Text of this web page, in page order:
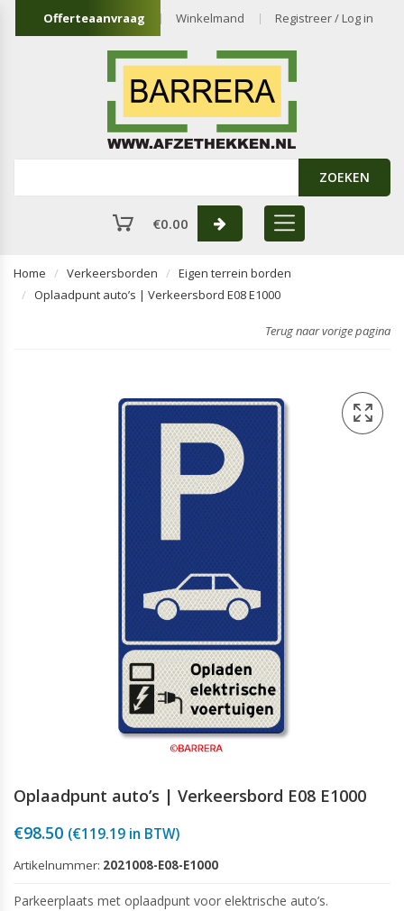
Offerteaanvraag Winkelmand Registreer / Log in
ZOEKEN
€0.00
Home Verkeersborden
Eigen terrein borden
Oplaadpunt auto’s | Verkeersbord E08 E1000
Terug naar vorige pagina
Oplaadpunt auto’s | Verkeersbord E08 E1000
€98.50 (€119.19 in BTW)
Artikelnummer: 2021008-E08-E1000
Parkeerplaats met oplaadpunt voor elektrische auto’s.